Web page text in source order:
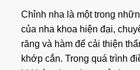
Chỉnh nha là một trong
của nha khoa hiện đại,
răng và hàm để cải thiện
khớp cắn. Trong quá trình